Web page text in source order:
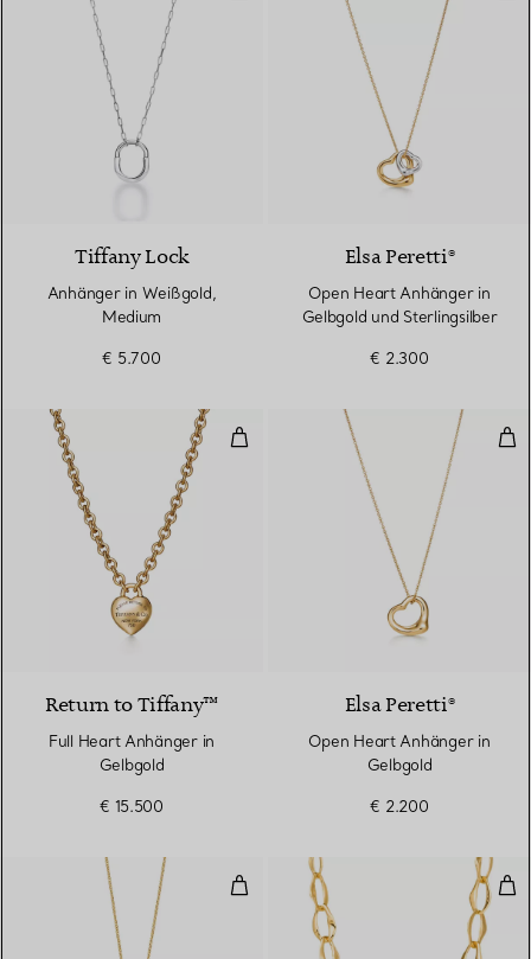
3 Materialien
Tiffany Lock
Anhänger in Weißgold,
Medium
€ 5.700
Elsa Peretti®
Open Heart Anhänger in
Gelbgold und Sterlingsilber
€ 2.300
Full Heart Anhänger in Gelbgold
Return to Tiffany™
Full Heart Anhänger in
Gelbgold
€ 15.500
Elsa Peretti®
Open Heart Anhänger in
Gelbgold
€ 2.200
Open Heart Anhänger in